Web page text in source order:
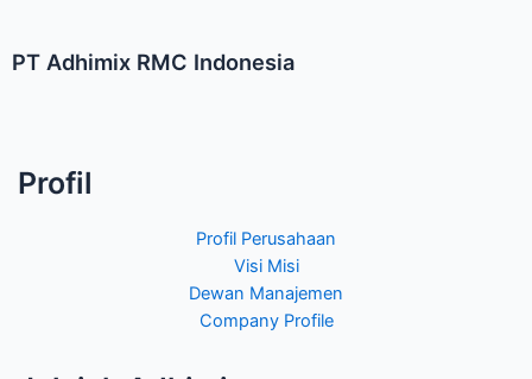
PT Adhimix RMC Indonesia
Profil
Profil Perusahaan
Visi Misi
Dewan Manajemen
Company Profile